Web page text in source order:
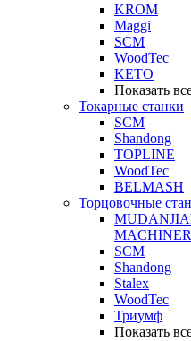
KROM
Maggi
SCM
WoodTec
KETO
Показать
Токарные станки
SCM
Shandong
TOPLINE
WoodTec
BELMASH
Торцовочные
SCM
Shandong
Stalex
WoodTec
Триумф
Показать